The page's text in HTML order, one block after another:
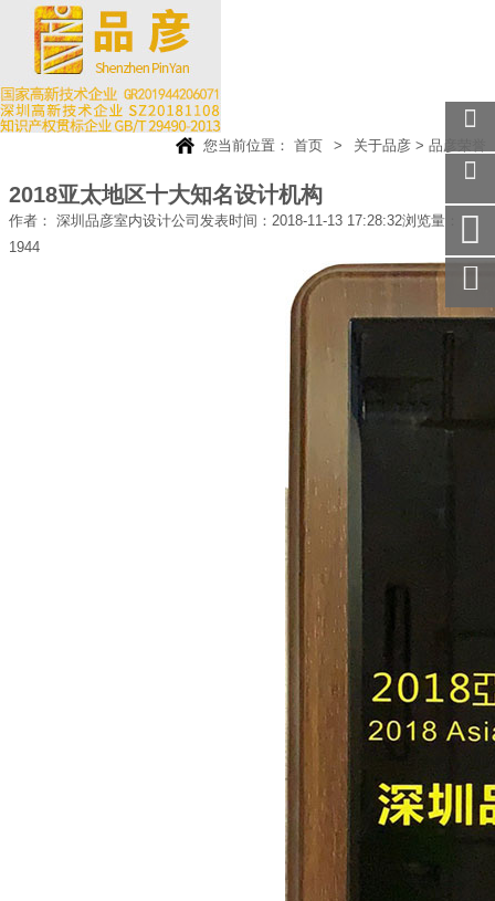
您当前位置： 首页 > 关于品彦 > 品彦荣誉
2018亚太地区十大知名设计机构
作者： 深圳品彦室内设计公司 发表时间：2018-11-13 17:28:32浏览量：
1944
关注
微信
在线
手机
访问
服务